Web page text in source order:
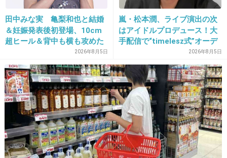
どーでもいい！！
+129 -6
18. 匿名2013/02/02(土) 14:22:18
そもそもAKB自体がなくなってほしい。
+67 -2
田中みな実 亀梨和也と結婚
＆妊娠発表後初登場、10cm
超ヒール＆背中も横も攻めた
ドレスで祝福に笑顔「ありが
とうございます」おなかふっ
くら
2026年8月5日
嵐・松本潤、ライブ演出の次
はアイドルプロデュース！大
手配信で“timelesz式”オーデ
ィション番組が進行中か2026年8月5日